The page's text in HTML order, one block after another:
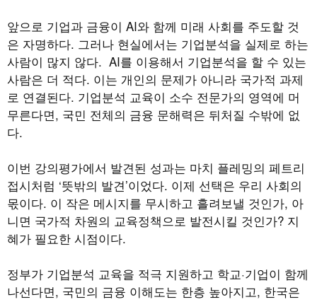
앞으로 기업과 금융이 AI와 함께 미래 사회를 주도할 것
은 자명하다. 그러나 현실에서는 기업분석을 실제로 하는
사람이 많지 않다. AI를 이용해서 기업분석을 할 수 있는
사람은 더 적다. 이는 개인의 문제가 아니라 국가적 과제
로 연결된다. 기업분석 교육이 소수 전문가의 영역에 머
무른다면, 국민 전체의 금융 문해력은 뒤처질 수밖에 없
다.
이번 강의평가에서 발견된 성과는 마치 플레밍의 페트리
접시처럼 ‘뜻밖의 발견’이었다. 이제 선택은 우리 사회의
몫이다. 이 작은 메시지를 무시하고 흘려보낼 것인가, 아
니면 국가적 차원의 교육정책으로 발전시킬 것인가? 지
혜가 필요한 시점이다.
정부가 기업분석 교육을 적극 지원하고 학교·기업이 함께
나선다면, 국민의 금융 이해도는 한층 높아지고, 한국은